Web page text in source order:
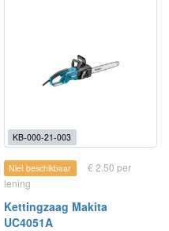
KB-000-21-003
Niet beschikbaar
€ 2.50 per
lening
Kettingzaag Makita
UC4051A